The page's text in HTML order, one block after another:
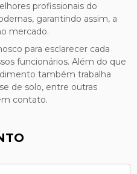
profissionais do
garantindo assim, a
mercado.
para esclarecer cada
funcionários. Além do que
também trabalha
de solo, entre outras
contato.